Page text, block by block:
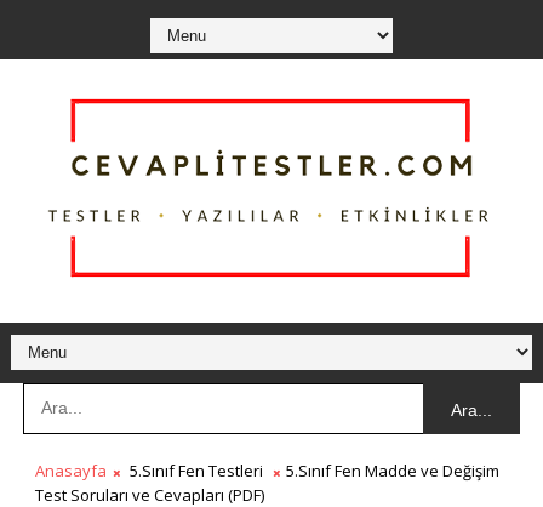
Ara...
Anasayfa 5.Sınıf Fen Testleri
5.Sınıf Fen Madde ve Değişim
Test Soruları ve Cevapları (PDF)